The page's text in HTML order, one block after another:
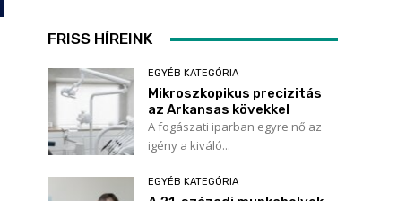
FRISS HÍREINK
EGYÉB KATEGÓRIA
Mikroszkopikus precizitás
az Arkansas kövekkel
A fogászati iparban egyre nő az
igény a kiváló...
EGYÉB KATEGÓRIA